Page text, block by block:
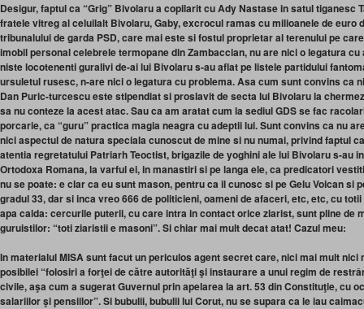
Desigur, faptul ca “Grig” Bivolaru a copilarit cu Ady Nastase in satul tiganesc
fratele vitreg al celuilalt Bivolaru, Gaby, excrocul ramas cu milioanele de euro
tribunalului de garda PSD, care mai este si fostul proprietar al terenului pe
imobil personal celebrele termopane din Zambaccian, nu are nici o legatura
niste locotenenti guralivi de-ai lui Bivolaru s-au aflat pe listele partidului
ursuletul rusesc, n-are nici o legatura cu problema. Asa cum sunt convins ca
Dan Puric-turcescu este stipendiat si proslavit de secta lui Bivolaru la
sa nu conteze la acest atac. Sau ca am aratat cum la sediul GDS se fac
porcarie, ca “guru” practica magia neagra cu adeptii lui.Sunt convins ca nu
niciaspectul de natura speciala cunoscut de mine si nu numai, privind faptul
atentia regretatului Patriarh Teoctist, brigazile de yoghini ale lui Bivolaru s-au
Ortodoxa Romana, la varful ei, in manastiri si pe langa ele, ca predicatori
nu se poate: e clar ca eu sunt mason, pentru ca il cunosc si pe Gelu Voican si
gradul 33, dar si inca vreo 666 de politicieni, oameni de afaceri, etc, etc, cu
apa calda: cercurile puterii, cu care intra in contact orice ziarist, sunt pline de
guruistilor: “toti ziaristii e masoni”. Si chiar mai mult decat atat! Cazul meu:
In materialul MISA sunt facut un periculos agent secret care, nici mai mult nici
posibilei “folosiri a forţei de către autorităţi şi instaurare a unui regim de
civile, aşa cum a sugerat Guvernul prin apelarea la art. 53 din Constituţie, cu
salariilor şi pensiilor”. Si bubulii, bubulii lui Corut, nu se supara ca le iau